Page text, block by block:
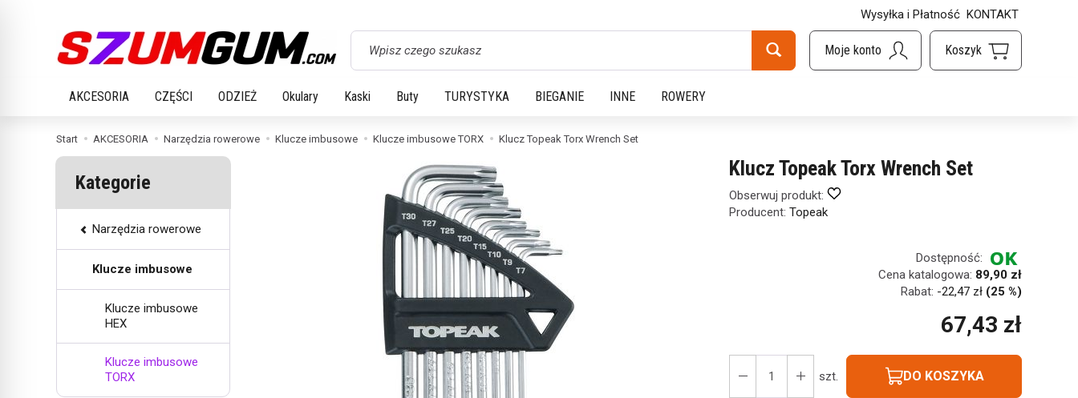
Wysyłka i Płatność KONTAKT
Wyszukaj
AKCESORIA CZĘŚCI ODZIEŻ Okulary Kaski Buty TURYSTYKA BIEGANIE INNE ROWERY
Start AKCESORIA Narzędzia rowerowe Klucze imbusowe Klucze imbusowe TORX Klucz Topeak Torx Wrench Set
Klucz Topeak Torx Wrench Set
Obserwuj produkt:
Producent: Topeak
Dostępność:
Cena katalogowa: 89,90 zł
Rabat: -22,47 zł (25 %)
67,43 zł
szt. DO KOSZYKA
Kategorie
Narzędzia rowerowe
Klucze imbusowe
Klucze imbusowe
HEX
Klucze imbusowe
TORX